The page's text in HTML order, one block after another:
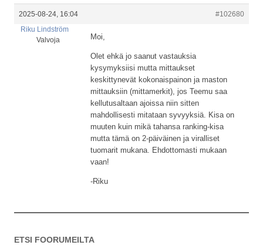
2025-08-24, 16:04
#102680
Riku Lindström
Valvoja
Moi,
Olet ehkä jo saanut vastauksia
kysymyksiisi mutta mittaukset
keskittynevät kokonaispainon ja maston
mittauksiin (mittamerkit), jos Teemu saa
kellutusaltaan ajoissa niin sitten
mahdollisesti mitataan syvyyksiä. Kisa on
muuten kuin mikä tahansa ranking-kisa
mutta tämä on 2-päiväinen ja viralliset
tuomarit mukana. Ehdottomasti mukaan
vaan!
-Riku
ETSI FOORUMEILTA